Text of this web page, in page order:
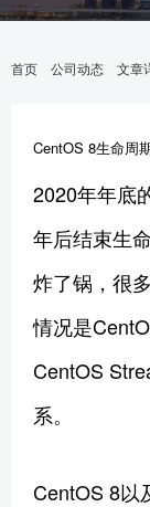
首页 公司动态 文章
CentOS 8生命周
2020年年底
年后结束生
炸了锅，很
情况是
CentOS
系。
CentOS 8以